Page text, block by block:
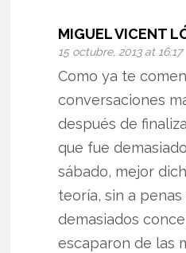
MIGUEL VICENT
15 octubre, 2013 at 16:17
Como ya te
conversaciones
después de
que fue
sábado, mejor
teoría, sin a
demasiados
escaparon de las